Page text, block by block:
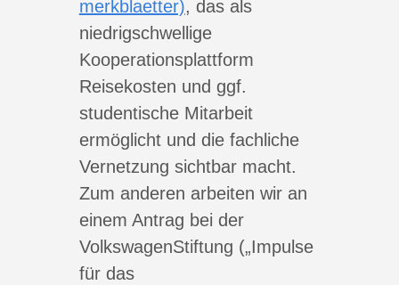
merkblaetter), das als
niedrigschwellige
Kooperationsplattform
Reisekosten und ggf.
studentische Mitarbeit
ermöglicht und die fachliche
Vernetzung sichtbar macht.
Zum anderen arbeiten wir an
einem Antrag bei der
VolkswagenStiftung („Impulse
für das